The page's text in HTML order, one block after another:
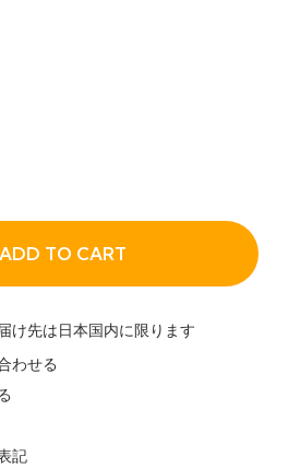
ADD TO CART
け先は日本国内に限ります
わせる
記